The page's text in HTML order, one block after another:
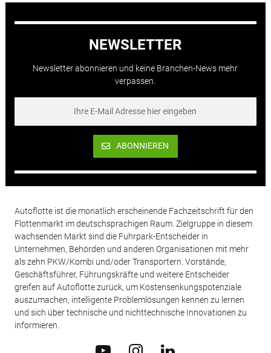
NEWSLETTER
Newsletter abonnieren und keine Branchen-News mehr
verpassen.
ABONNIEREN
Autoflotte ist die monatlich erscheinende Fachzeitschrift für den
Flottenmarkt im deutschsprachigen Raum. Zielgruppe in diesem
wachsenden Markt sind die Fuhrpark-Entscheider in
Unternehmen, Behörden und anderen Organisationen mit mehr
als zehn PKW/Kombi und/oder Transportern. Vorstände,
Geschäftsführer, Führungskräfte und weitere Entscheider
greifen auf Autoflotte zurück, um Kostensenkungspotenziale
auszumachen, intelligente Problemlösungen kennen zu lernen
und sich über technische und nichttechnische Innovationen zu
informieren.